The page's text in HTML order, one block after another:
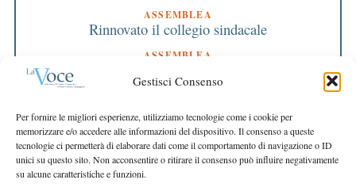
Gestisci Consenso
Per fornire le migliori esperienze, utilizziamo tecnologie come i cookie per
memorizzare e/o accedere alle informazioni del dispositivo. Il consenso a queste
tecnologie ci permetterà di elaborare dati come il comportamento di navigazione o ID
unici su questo sito. Non acconsentire o ritirare il consenso può influire negativamente
su alcune caratteristiche e funzioni.
ASSEMBLEA
Rinnovato il collegio sindacale
ASSEMBLEA
Bilancio approvato all’unanimità e 2 milioni
destinati al territorio
EDITORIALE DIRETTORE
Crescere restando riconoscibili
EDITORIALE PRESIDENTE
Costruire futuro insieme